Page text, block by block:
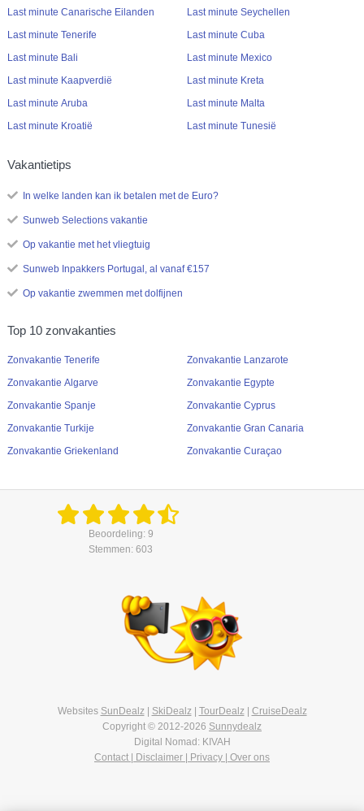
Last minute Canarische Eilanden
Last minute Tenerife
Last minute Bali
Last minute Kaapverdië
Last minute Aruba
Last minute Kroatië
Last minute Seychellen
Last minute Cuba
Last minute Mexico
Last minute Kreta
Last minute Malta
Last minute Tunesië
Vakantietips
In welke landen kan ik betalen met de Euro?
Sunweb Selections vakantie
Op vakantie met het vliegtuig
Sunweb Inpakkers Portugal, al vanaf €157
Op vakantie zwemmen met dolfijnen
Top 10 zonvakanties
Zonvakantie Tenerife
Zonvakantie Algarve
Zonvakantie Spanje
Zonvakantie Turkije
Zonvakantie Griekenland
Zonvakantie Lanzarote
Zonvakantie Egypte
Zonvakantie Cyprus
Zonvakantie Gran Canaria
Zonvakantie Curaçao
Beoordeling: 9
Stemmen: 603
Websites SunDealz| SkiDealz| TourDealz| CruiseDealz
Copyright © 2012-2026 Sunnydealz
Digital Nomad: KIVAH
Contact | Disclaimer | Privacy | Over ons